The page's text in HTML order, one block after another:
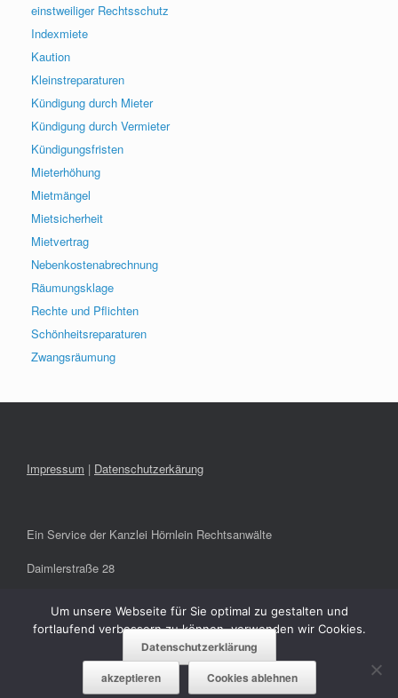
einstweiliger Rechtsschutz
Indexmiete
Kaution
Kleinstreparaturen
Kündigung durch Mieter
Kündigung durch Vermieter
Kündigungsfristen
Mieterhöhung
Mietmängel
Mietsicherheit
Mietvertrag
Nebenkostenabrechnung
Räumungsklage
Rechte und Pflichten
Schönheitsreparaturen
Zwangsräumung
Impressum | Datenschutzerkärung
Ein Service der Kanzlei Hörnlein Rechtsanwälte
Daimlerstraße 28
info@hoernlein-rae.de
Um unsere Webseite für Sie optimal zu gestalten und
fortlaufend verbessern zu können, verwenden wir Cookies.
Datenschutzerklärung
akzeptieren Cookies ablehnen